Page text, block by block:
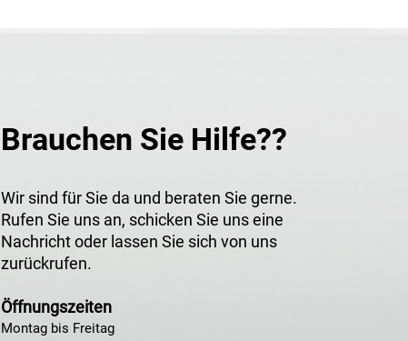
Brauchen Sie Hilfe??
Wir sind für Sie da und beraten Sie gerne.
Rufen Sie uns an, schicken Sie uns eine
Nachricht oder lassen Sie sich von uns
zurückrufen.
Öffnungszeiten
Montag bis Freitag